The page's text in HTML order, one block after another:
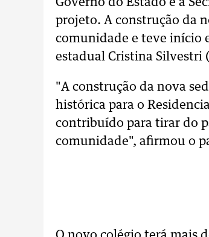
Governo do Estado e a
projeto. A construção da
comunidade e teve início
estadual Cristina Silvestri
"A construção da nova
histórica para o
contribuído para tirar do
comunidade", afirmou o